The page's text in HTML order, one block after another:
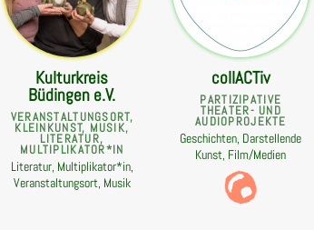
Kulturkreis
Büdingen e.V.
VERANSTALTUNGSORT,
KLEINKUNST, MUSIK,
LITERATUR,
MULTIPLIKATOR*IN
Literatur, Multiplikator*in,
Veranstaltungsort, Musik
collACTiv
PARTIZIPATIVE
THEATER- UND
AUDIOPROJEKTE
Geschichten, Darstellende
Kunst, Film/Medien